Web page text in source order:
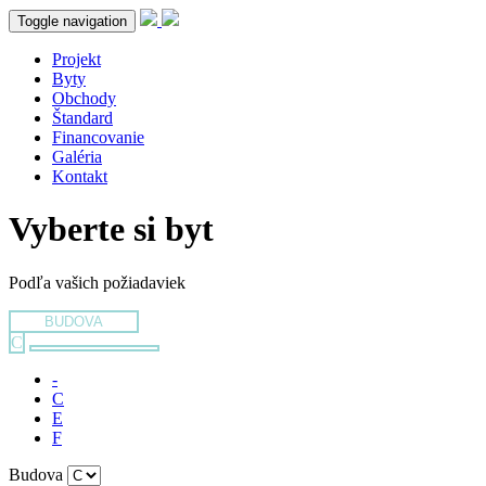
Toggle navigation
Projekt
Byty
Obchody
Štandard
Financovanie
Galéria
Kontakt
Vyberte si byt
Podľa vašich požiadaviek
BUDOVA
C
-
C
E
F
Budova